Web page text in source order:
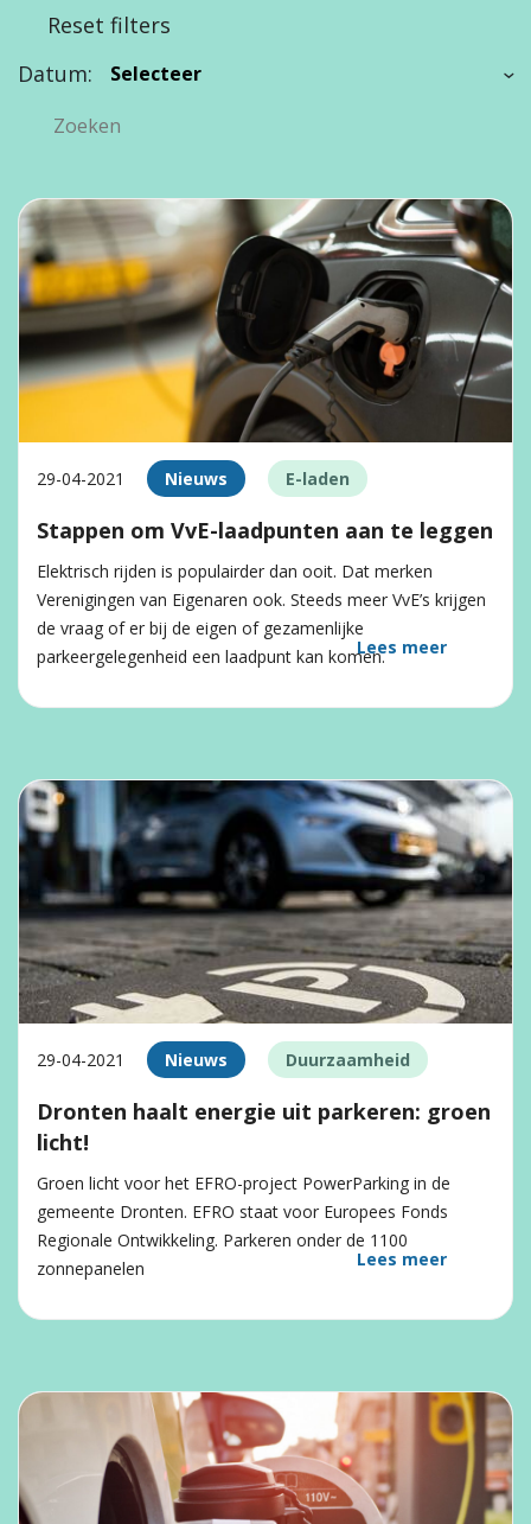
Reset filters
Datum:
29-04-2021 Nieuws E-laden
Stappen om VvE-laadpunten aan te leggen
Elektrisch rijden is populairder dan ooit. Dat merken
Verenigingen van Eigenaren ook. Steeds meer VvE’s krijgen
de vraag of er bij de eigen of gezamenlijke
parkeergelegenheid een laadpunt kan komen.Lees meer
29-04-2021 Nieuws Duurzaamheid
Dronten haalt energie uit parkeren: groen
licht!
Groen licht voor het EFRO-project PowerParking in de
gemeente Dronten. EFRO staat voor Europees Fonds
Regionale Ontwikkeling. Parkeren onder de 1100
zonnepanelen
Lees meer